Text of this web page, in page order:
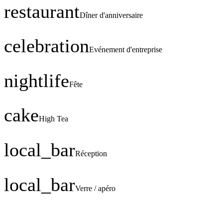
restaurantDîner d'anniversaire
celebrationEvénement d'entreprise
nightlifeFête
cakeHigh Tea
local_barRéception
local_barVerre / apéro